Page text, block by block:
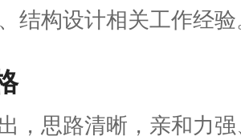
结构设计相关工作经验
，思路清晰，亲和力